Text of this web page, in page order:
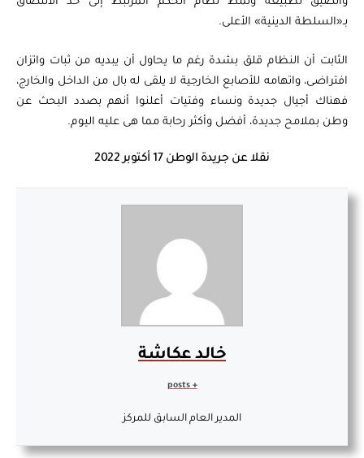
بـ«السلطة الدينية» الأعلى.
الثابت أن النظام قلق بشدة رغم ما يحاول أن يبديه من ثبات واتزان
افتراضى، واتهامه للأصابع الخارجية لا يلقى له بال من الداخل والخارج،
فهناك أجيال جديدة ونساء وفتيات أعلنوا أنهم بصدد البحث عن
وطن بملامح جديدة، أفضل وأكثر رحابة مما هى عليه اليوم.
نقلا عن جريدة الوطن 17 أكتوبر 2022
خالد عكاشة
المدير العام السابق للمركز